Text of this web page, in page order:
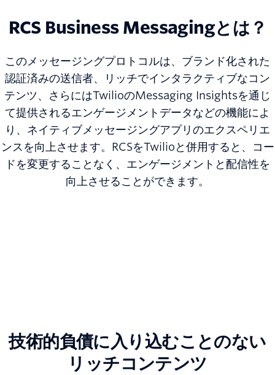
RCS Business Messagingとは？
このメッセージングプロトコルは、ブランド化された
認証済みの送信者、リッチでインタラクティブなコン
テンツ、さらにはTwilioのMessaging Insightsを通じ
て提供されるエンゲージメントデータなどの機能によ
り、ネイティブメッセージングアプリのエクスペリエ
ンスを向上させます。RCSをTwilioと併用すると、コー
ドを変更することなく、エンゲージメントと配信性を
向上させることができます。
技術的負債に入り込むことのない
リッチコンテンツ